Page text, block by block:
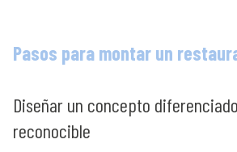
Pasos para montar un
Diseñar un concepto
reconocible